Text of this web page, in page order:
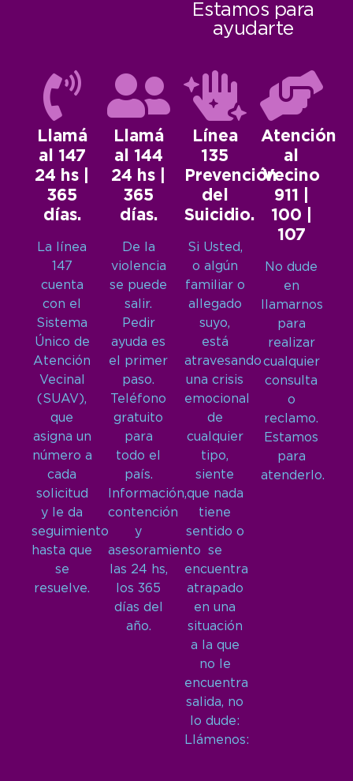
Estamos para
ayudarte
Llamá
al 147
24 hs |
365
días.
La línea
147
cuenta
con el
Sistema
Único de
Atención
Vecinal
(SUAV),
que
asigna un
número a
cada
solicitud
y le da
seguimiento
hasta que
se
resuelve.
Llamá
al 144
24 hs |
365
días.
De la
violencia
se puede
salir.
Pedir
ayuda es
el primer
paso.
Teléfono
gratuito
para
todo el
país.
Información,
contención
y
asesoramiento
las 24 hs,
los 365
días del
año.
Línea
135
Prevención
del
Suicidio.
Si Usted,
o algún
familiar o
allegado
suyo,
está
atravesando
una crisis
emocional
de
cualquier
tipo,
siente
que nada
tiene
sentido o
se
encuentra
atrapado
en una
situación
a la que
no le
encuentra
salida, no
lo dude:
Llámenos:
Atención
al
Vecino
911 |
100 |
107
No dude
en
llamarnos
para
realizar
cualquier
consulta
o
reclamo.
Estamos
para
atenderlo.